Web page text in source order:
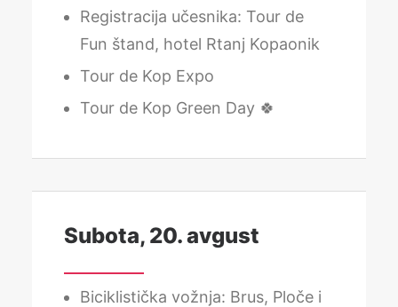
Registracija učesnika: Tour de
Fun štand, hotel Rtanj Kopaonik
Tour de Kop Expo
Tour de Kop Green Day 🍀
Subota, 20. avgust
Biciklistička vožnja: Brus, Ploče i